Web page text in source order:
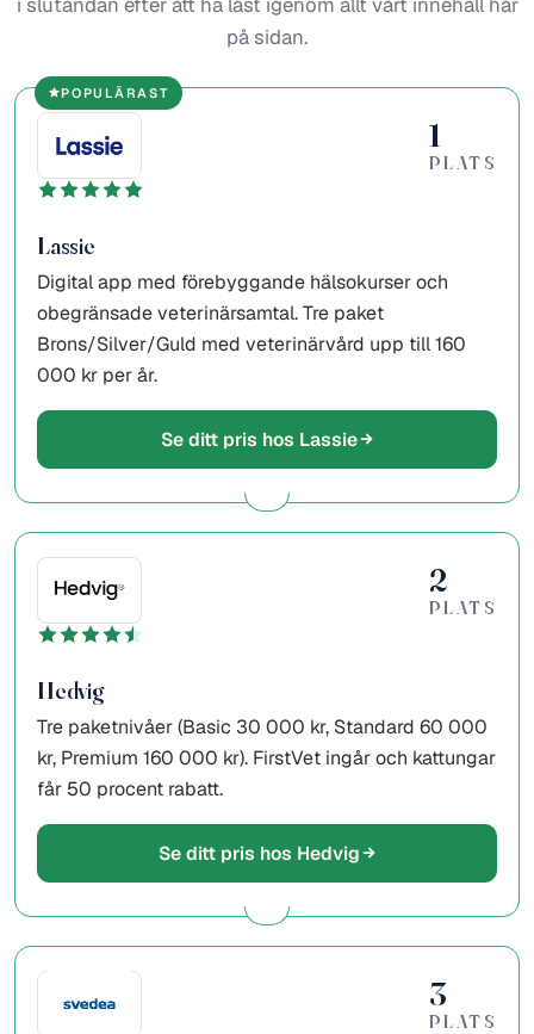
på sidan.
POPULÄRAST
1
PLATS
Lassie
Digital app med förebyggande hälsokurser och
obegränsade veterinärsamtal. Tre paket
Brons/Silver/Guld med veterinärvård upp till 160
000 kr per år.
Se ditt pris hos Lassie
2
PLATS
Hedvig
Tre paketnivåer (Basic 30 000 kr, Standard 60 000
kr, Premium 160 000 kr). FirstVet ingår och kattungar
får 50 procent rabatt.
Se ditt pris hos Hedvig
3
PLATS